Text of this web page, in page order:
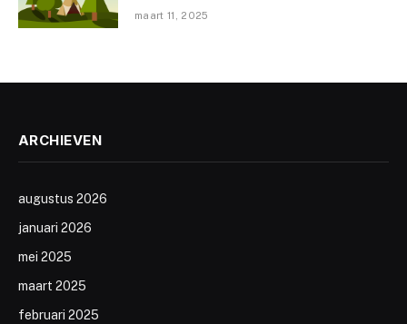
maart 11, 2025
ARCHIEVEN
augustus 2026
januari 2026
mei 2025
maart 2025
februari 2025